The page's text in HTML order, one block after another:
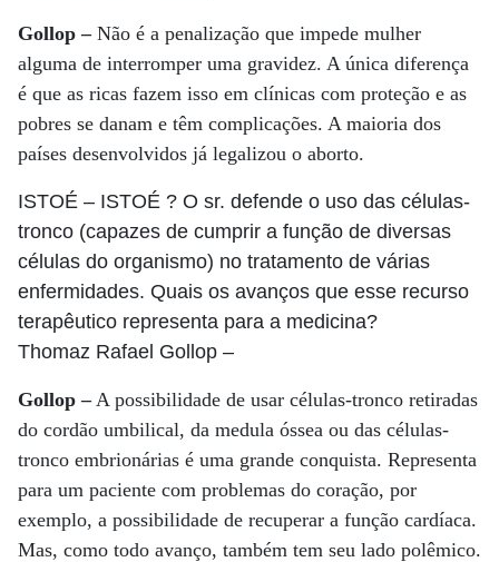
Gollop – Não é a penalização que impede mulher
alguma de interromper uma gravidez. A única diferença
é que as ricas fazem isso em clínicas com proteção e as
pobres se danam e têm complicações. A maioria dos
países desenvolvidos já legalizou o aborto.
ISTOÉ – ISTOÉ ? O sr. defende o uso das células-
tronco (capazes de cumprir a função de diversas
células do organismo) no tratamento de várias
enfermidades. Quais os avanços que esse recurso
terapêutico representa para a medicina?
Thomaz Rafael Gollop –
Gollop –A possibilidade de usar células-tronco retiradas
do cordão umbilical, da medula óssea ou das células-
tronco embrionárias é uma grande conquista. Representa
para um paciente com problemas do coração, por
exemplo, a possibilidade de recuperar a função cardíaca.
Mas, como todo avanço, também tem seu lado polêmico.